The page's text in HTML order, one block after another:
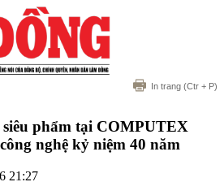
In trang (Ctr + P)
phẩm tại COMPUTEX
nghệ kỷ niệm 40 năm
21:27